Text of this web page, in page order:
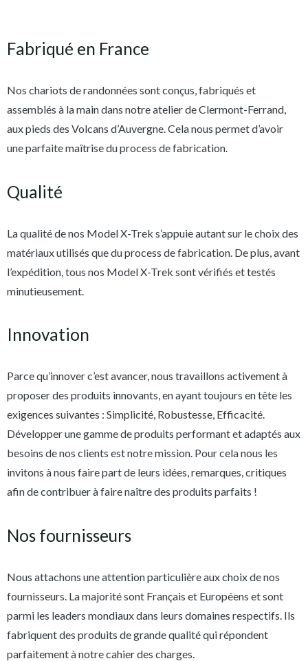
Fabriqué en France
Nos chariots de randonnées sont conçus, fabriqués et
assemblés à la main dans notre atelier de Clermont-Ferrand,
aux pieds des Volcans d’Auvergne. Cela nous permet d’avoir
une parfaite maîtrise du process de fabrication.
Qualité
La qualité de nos Model X-Trek s’appuie autant sur le choix des
matériaux utilisés que du process de fabrication. De plus, avant
l’expédition, tous nos Model X-Trek sont vérifiés et testés
minutieusement.
Innovation
Parce qu’innover c’est avancer, nous travaillons activement à
proposer des produits innovants, en ayant toujours en tête les
exigences suivantes : Simplicité, Robustesse, Efficacité.
Développer une gamme de produits performant et adaptés aux
besoins de nos clients est notre mission. Pour cela nous les
invitons à nous faire part de leurs idées, remarques, critiques
afin de contribuer à faire naître des produits parfaits !
Nos fournisseurs
Nous attachons une attention particulière aux choix de nos
fournisseurs. La majorité sont Français et Européens et sont
parmi les leaders mondiaux dans leurs domaines respectifs. Ils
fabriquent des produits de grande qualité qui répondent
parfaitement à notre cahier des charges.